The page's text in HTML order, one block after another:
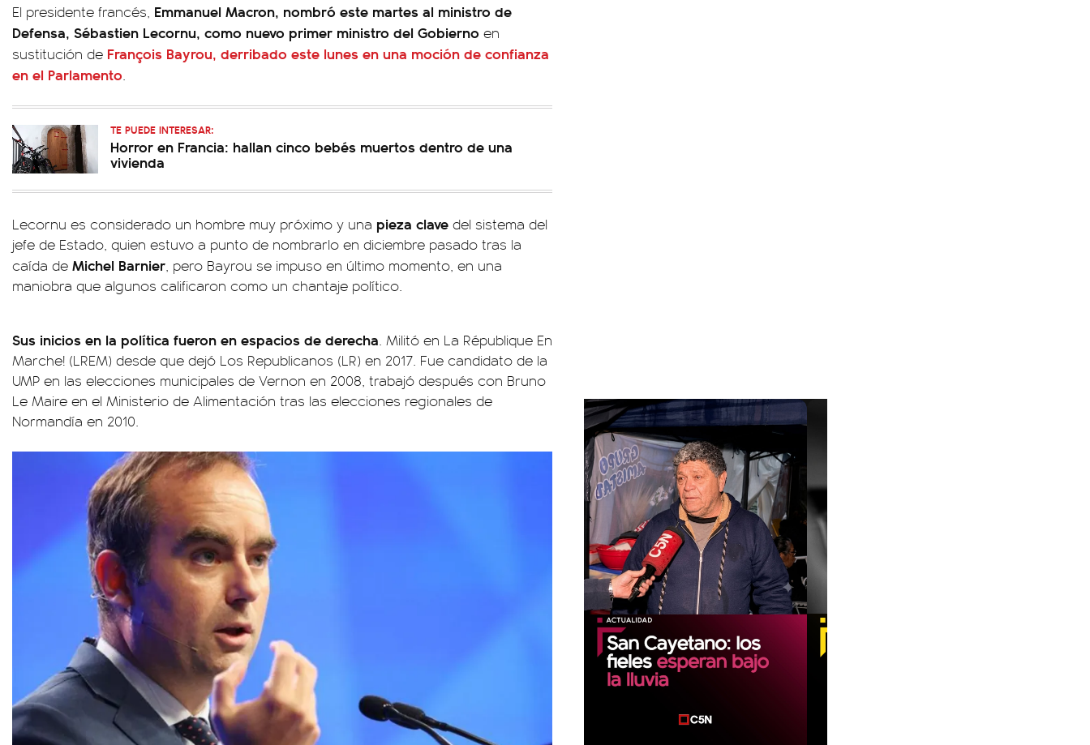
El presidente francés, Emmanuel Macron, nombró este martes al ministro de
Defensa, Sébastien Lecornu, como nuevo primer ministro del Gobierno en
sustitución de François Bayrou, derribado este lunes en una moción de confianza
en el Parlamento.
TE PUEDE INTERESAR:
Horror en Francia: hallan cinco bebés muertos dentro de una
vivienda
Lecornu es considerado un hombre muy próximo y una pieza clave del sistema del
jefe de Estado, quien estuvo a punto de nombrarlo en diciembre pasado tras la
caída de Michel Barnier, pero Bayrou se impuso en último momento, en una
maniobra que algunos calificaron como un chantaje político.
Sus inicios en la política fueron en espacios de derecha. Militó en La République En
Marche! (LREM) desde que dejó Los Republicanos (LR) en 2017. Fue candidato de la
UMP en las elecciones municipales de Vernon en 2008, trabajó después con Bruno
Le Maire en el Ministerio de Alimentación tras las elecciones regionales de
Normandía en 2010.